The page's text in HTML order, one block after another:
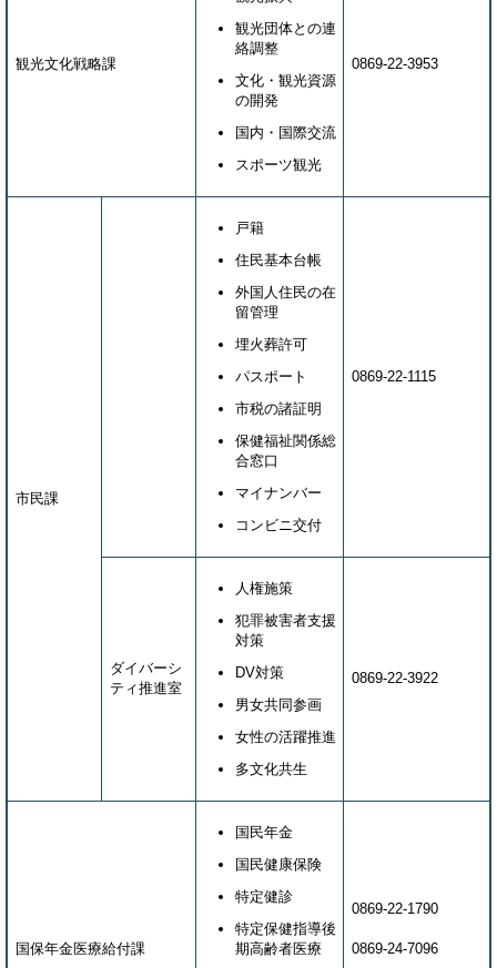
観光文化戦略課
観光団体との連
絡調整
文化・観光資源
の開発
国内・国際交流
スポーツ観光
0869-22-3953
市民課
戸籍
住民基本台帳
外国人住民の在
留管理
埋火葬許可
パスポート
市税の諸証明
保健福祉関係総
合窓口
マイナンバー
コンビニ交付
0869-22-1115
ダイバーシ
ティ推進室
人権施策
犯罪被害者支援
対策
DV対策
男女共同参画
女性の活躍推進
多文化共生
0869-22-3922
国保年金医療給付課
国民年金
国民健康保険
特定健診
特定保健指導後
期高齢者医療
0869-22-1790
0869-24-7096